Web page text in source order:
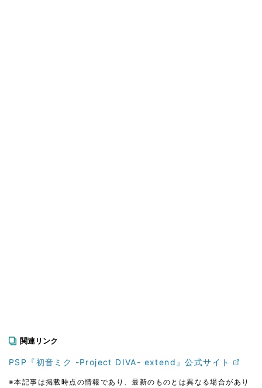
関連リンク
PSP『初音ミク -Project DIVA- extend』公式サイト
※本記事は掲載時点の情報であり、最新のものとは異なる場合があり